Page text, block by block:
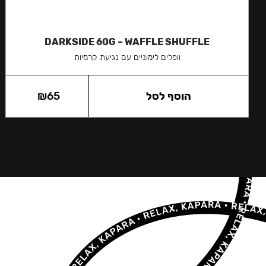
DARKSIDE 60G – WAFFLE SHUFFLE
וופלים לימוניים עם נגיעת קרמיות
₪65 הוסף לסל